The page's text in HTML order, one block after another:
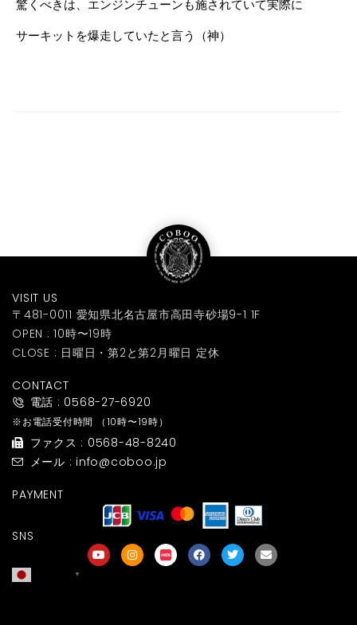
驚くべきは、エンジンチューンも施されていて実際に
サーキットを爆走していたと言う（神）
VISIT US
〒481-0011 愛知県北名古屋市高田寺砂場9-1 1F
OPEN : 10時〜19時
CLOSE : 日曜日・第2と第2月曜日 定休
CONTACT
電話 : 0568-27-6920
※お電話受付時間 （10時〜19時）
ファクス : 0568-48-8240
メール : info@coboo.jp
PAYMENT
SNS
▼